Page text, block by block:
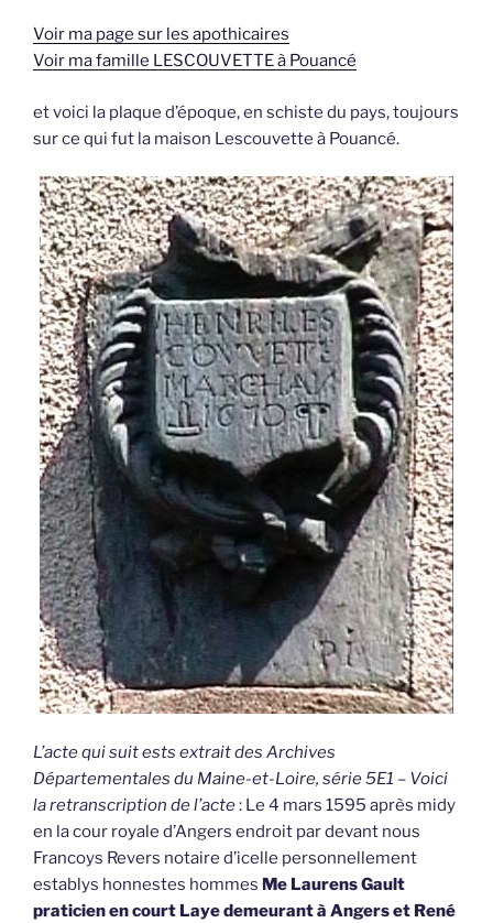
Voir ma page sur les apothicaires
Voir ma famille LESCOUVETTE à Pouancé
et voici la plaque d’époque, en schiste du pays, toujours
sur ce qui fut la maison Lescouvette à Pouancé.
L’acte qui suit ests extrait des Archives
Départementales du Maine-et-Loire, série 5E1 – Voici
la retranscription de l’acte: Le 4 mars 1595 après midy
en la cour royale d’Angers endroit par devant nous
Francoys Revers notaire d’icelle personnellement
establys honnestes hommes Me Laurens Gault
praticien en court Laye demeurant à Angers et René